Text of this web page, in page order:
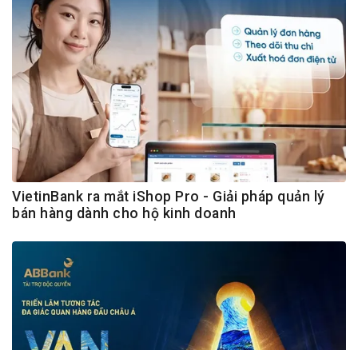
VietinBank ra mắt iShop Pro - Giải pháp quản lý
bán hàng dành cho hộ kinh doanh